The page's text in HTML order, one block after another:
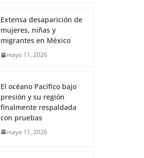
Extensa desaparición de
mujeres, niñas y
migrantes en México
mayo 11, 2026
El océano Pacífico bajo
presión y su región
finalmente respaldada
con pruebas
mayo 11, 2026